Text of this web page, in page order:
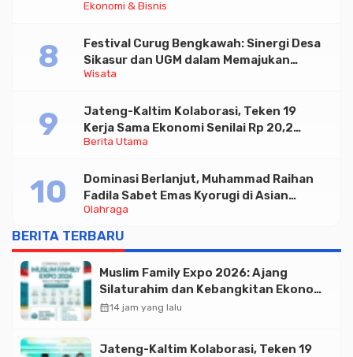
Ekonomi & Bisnis
Tabungan Bima Bank Jateng
Wisata
Festival Curug Bengkawah: Sinergi Desa
Sikasur dan UGM dalam Memajukan
Wisata serta UMKM Lokal
Berita Utama
Jateng-Kaltim Kolaborasi, Teken 19
Kerja Sama Ekonomi Senilai Rp 20,2
Triliun
Olahraga
Dominasi Berlanjut, Muhammad Raihan
Fadila Sabet Emas Kyorugi di Asian
Taekwondo Indonesia Open 2026
BERITA TERBARU
Muslim Family Expo 2026: Ajang
Silaturahim dan Kebangkitan Ekonomi
Halal di Jakarta
calendar_month14 jam yang lalu
Jateng-Kaltim Kolaborasi, Teken 19